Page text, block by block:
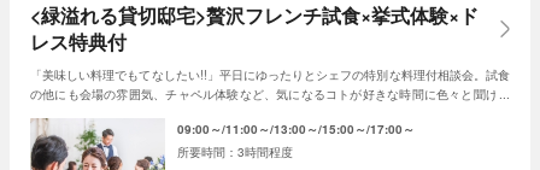
<緑溢れる貸切邸宅>贅沢フレンチ試食×挙式体験×ド
レス特典付
「美味しい料理でもてなしたい!!」平日にゆったりとシェフの特別な料理付相談会。試食
の他にも会場の雰囲気、チャペル体験など、気になるコトが好きな時間に色々と聞けま
09:00～ 11:00～ 13:00～ 15:00～ 17:00～
3時間程度